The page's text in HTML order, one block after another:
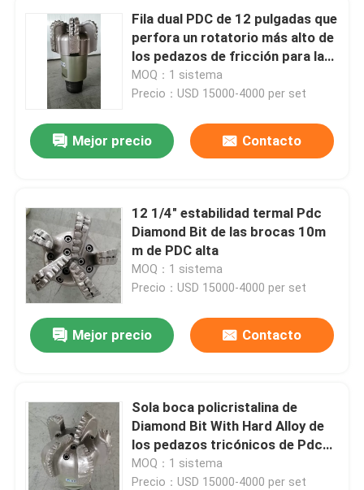
Fila dual PDC de 12 pulgadas que
perfora un rotatorio más alto de
los pedazos de fricción para la
explotación del cabón
MOQ：1 sistema
Precio：USD 15000-4000 per set
Mejor precio Contacto
12 1/4" estabilidad termal Pdc
Diamond Bit de las brocas 10m
m de PDC alta
MOQ：1 sistema
Precio：USD 15000-4000 per set
Mejor precio Contacto
Sola boca policristalina de
Diamond Bit With Hard Alloy de
los pedazos tricónicos de Pdc
de la fila
MOQ：1 sistema
Precio：USD 15000-4000 per set